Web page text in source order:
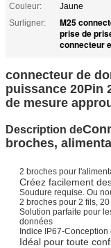
Couleur:
Jaune
Surligner:
M25
prise de
connecteur
connecteur de
puissance 20Pin
de mesure
Description de
broches,
2 broches pour
Créez facilement
Soudure requise. Ou
2 broches pour 2 fils,
Solution parfaite pour
données
Indice IP67-Conception
Idéal pour toute